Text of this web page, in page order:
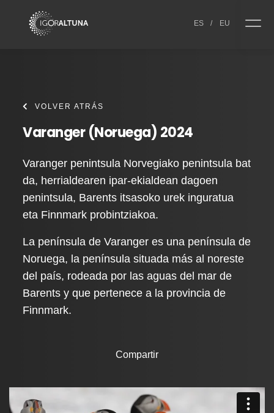
ES / EU
VOLVER ATRÁS
Varanger (Noruega) 2024
Varanger penintsula Norvegiako penintsula bat
da, herrialdearen ipar-ekialdean dagoen
penintsula, Barents itsasoko urek inguratua
eta Finnmark probintziakoa.
La península de Varanger es una península de
Noruega, la península situada más al noreste
del país, rodeada por las aguas del mar de
Barents y que pertenece a la provincia de
Finnmark.
Compartir